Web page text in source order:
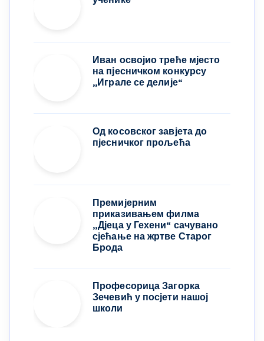
Иван освојио треће мјесто
на пјесничком конкурсу
,,Играле се делије“
Од косовског завјета до
пјесничког прољећа
Премијерним
приказивањем филма
„Дјеца у Гехени“ сачувано
сјећање на жртве Старог
Брода
Професорица Загорка
Зечевић у посјети нашој
школи